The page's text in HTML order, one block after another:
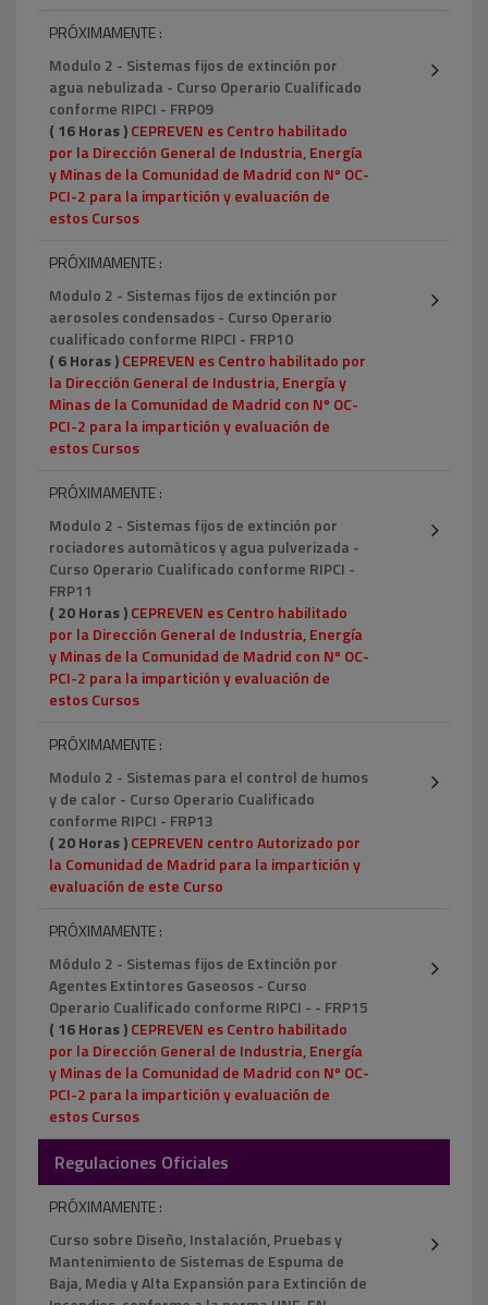
PRÓXIMAMENTE :
Modulo 2 - Sistemas fijos de extinción por
agua nebulizada - Curso Operario Cualificado
conforme RIPCI - FRP09
( 16 Horas )CEPREVEN es Centro habilitado
por la Dirección General de Industria, Energía
y Minas de la Comunidad de Madrid con Nº OC-
PCI-2 para la impartición y evaluación de
estos Cursos
PRÓXIMAMENTE :
Modulo 2 - Sistemas fijos de extinción por
aerosoles condensados - Curso Operario
cualificado conforme RIPCI - FRP10
( 6 Horas )CEPREVEN es Centro habilitado por
la Dirección General de Industria, Energía y
Minas de la Comunidad de Madrid con Nº OC-
PCI-2 para la impartición y evaluación de
estos Cursos
PRÓXIMAMENTE :
Modulo 2 - Sistemas fijos de extinción por
rociadores automáticos y agua pulverizada -
Curso Operario Cualificado conforme RIPCI -
FRP11
( 20 Horas )CEPREVEN es Centro habilitado
por la Dirección General de Industria, Energía
y Minas de la Comunidad de Madrid con Nº OC-
PCI-2 para la impartición y evaluación de
estos Cursos
PRÓXIMAMENTE :
Modulo 2 - Sistemas para el control de humos
y de calor - Curso Operario Cualificado
conforme RIPCI - FRP13
( 20 Horas )CEPREVEN centro Autorizado por
la Comunidad de Madrid para la impartición y
evaluación de este Curso
PRÓXIMAMENTE :
Módulo 2 - Sistemas fijos de Extinción por
Agentes Extintores Gaseosos - Curso
Operario Cualificado conforme RIPCI - - FRP15
( 16 Horas )CEPREVEN es Centro habilitado
por la Dirección General de Industria, Energía
y Minas de la Comunidad de Madrid con Nº OC-
PCI-2 para la impartición y evaluación de
estos Cursos
Regulaciones Oficiales
PRÓXIMAMENTE :
Curso sobre Diseño, Instalación, Pruebas y
Mantenimiento de Sistemas de Espuma de
Baja, Media y Alta Expansión para Extinción de